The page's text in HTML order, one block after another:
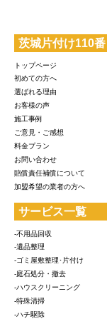
茨城片付け110番
トップページ
初めての方へ
選ばれる理由
お客様の声
施工事例
ご意見・ご感想
料金プラン
お問い合わせ
賠償責任補償について
加盟希望の業者の方へ
サービス一覧
-不用品回収
-遺品整理
-ゴミ屋敷整理･片付け
-庭石処分・撤去
-ハウスクリーニング
-特殊清掃
-ハチ駆除